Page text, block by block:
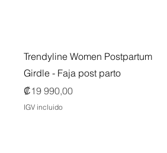
Vista rápida
Trendyline Women Postpartum
Girdle - Faja post parto
Precio
₡19 990,00
IGV incluido